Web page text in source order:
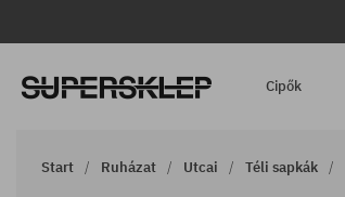
Cipők
Start Ruházat Utcai Téli sapkák